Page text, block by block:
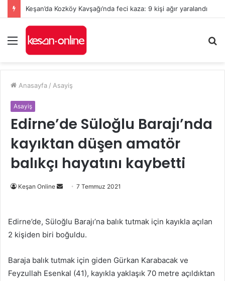
Keşan’da Kozköy Kavşağı’nda feci kaza: 9 kişi ağır yaralandı
Menü
...
Anasayfa / Asayiş
Asayiş
Edirne’de Süloğlu Barajı’nda
kayıktan düşen amatör
balıkçı hayatını kaybetti
Keşan Online
Bir
göndermek
7 Temmuz 2021
Edirne’de, Süloğlu Barajı’na balık tutmak için kayıkla açılan
2 kişiden biri boğuldu.
Baraja balık tutmak için giden Gürkan Karabacak ve
Feyzullah Esenkal (41), kayıkla yaklaşık 70 metre açıldıktan